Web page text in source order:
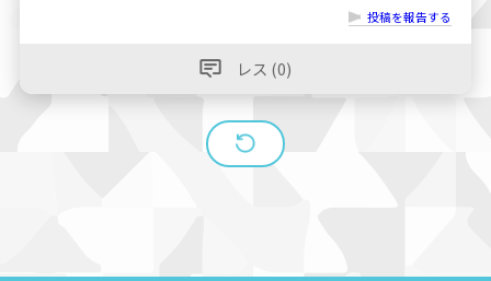
投稿を報告する
レス (0)